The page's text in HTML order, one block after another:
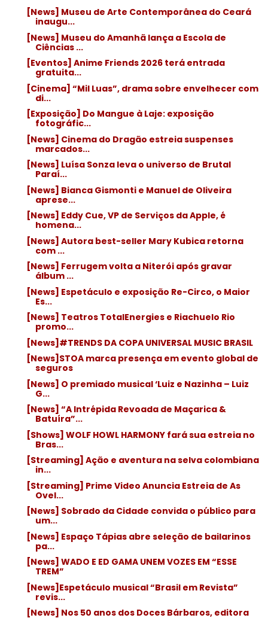
[News] Museu de Arte Contemporânea do Ceará
inaugu...
[News] Museu do Amanhã lança a Escola de
Ciências ...
[Eventos] Anime Friends 2026 terá entrada
gratuita...
[Cinema] “Mil Luas”, drama sobre envelhecer com
di...
[Exposição] Do Mangue à Laje: exposição
fotográfic...
[News] Cinema do Dragão estreia suspenses
marcados...
[News] Luísa Sonza leva o universo de Brutal
Paraí...
[News] Bianca Gismonti e Manuel de Oliveira
aprese...
[News] Eddy Cue, VP de Serviços da Apple, é
homena...
[News] Autora best-seller Mary Kubica retorna
com ...
[News] Ferrugem volta a Niterói após gravar
álbum ...
[News] Espetáculo e exposição Re-Circo, o Maior
Es...
[News] Teatros TotalEnergies e Riachuelo Rio
promo...
[News]#TRENDS DA COPA UNIVERSAL MUSIC BRASIL
[News]STOA marca presença em evento global de
seguros
[News] O premiado musical ‘Luiz e Nazinha – Luiz
G...
[News] “A Intrépida Revoada de Maçarica &
Batuíra”...
[Shows] WOLF HOWL HARMONY fará sua estreia no
Bras...
[Streaming] Ação e aventura na selva colombiana
in...
[Streaming] Prime Video Anuncia Estreia de As
Ovel...
[News] Sobrado da Cidade convida o público para
um...
[News] Espaço Tápias abre seleção de bailarinos
pa...
[News] WADO E ED GAMA UNEM VOZES EM “ESSE
TREM”
[News]Espetáculo musical “Brasil em Revista”
revis...
[News] Nos 50 anos dos Doces Bárbaros, editora